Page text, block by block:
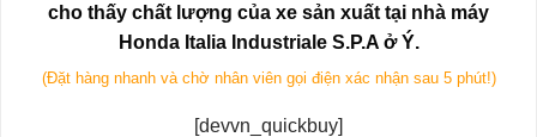
cho thấy chất lượng của xe sản xuất tại nhà máy
Honda Italia Industriale S.P.A ở Ý.
(Đặt hàng nhanh và chờ nhân viên gọi điện xác nhận sau 5 phút!)
[devvn_quickbuy]